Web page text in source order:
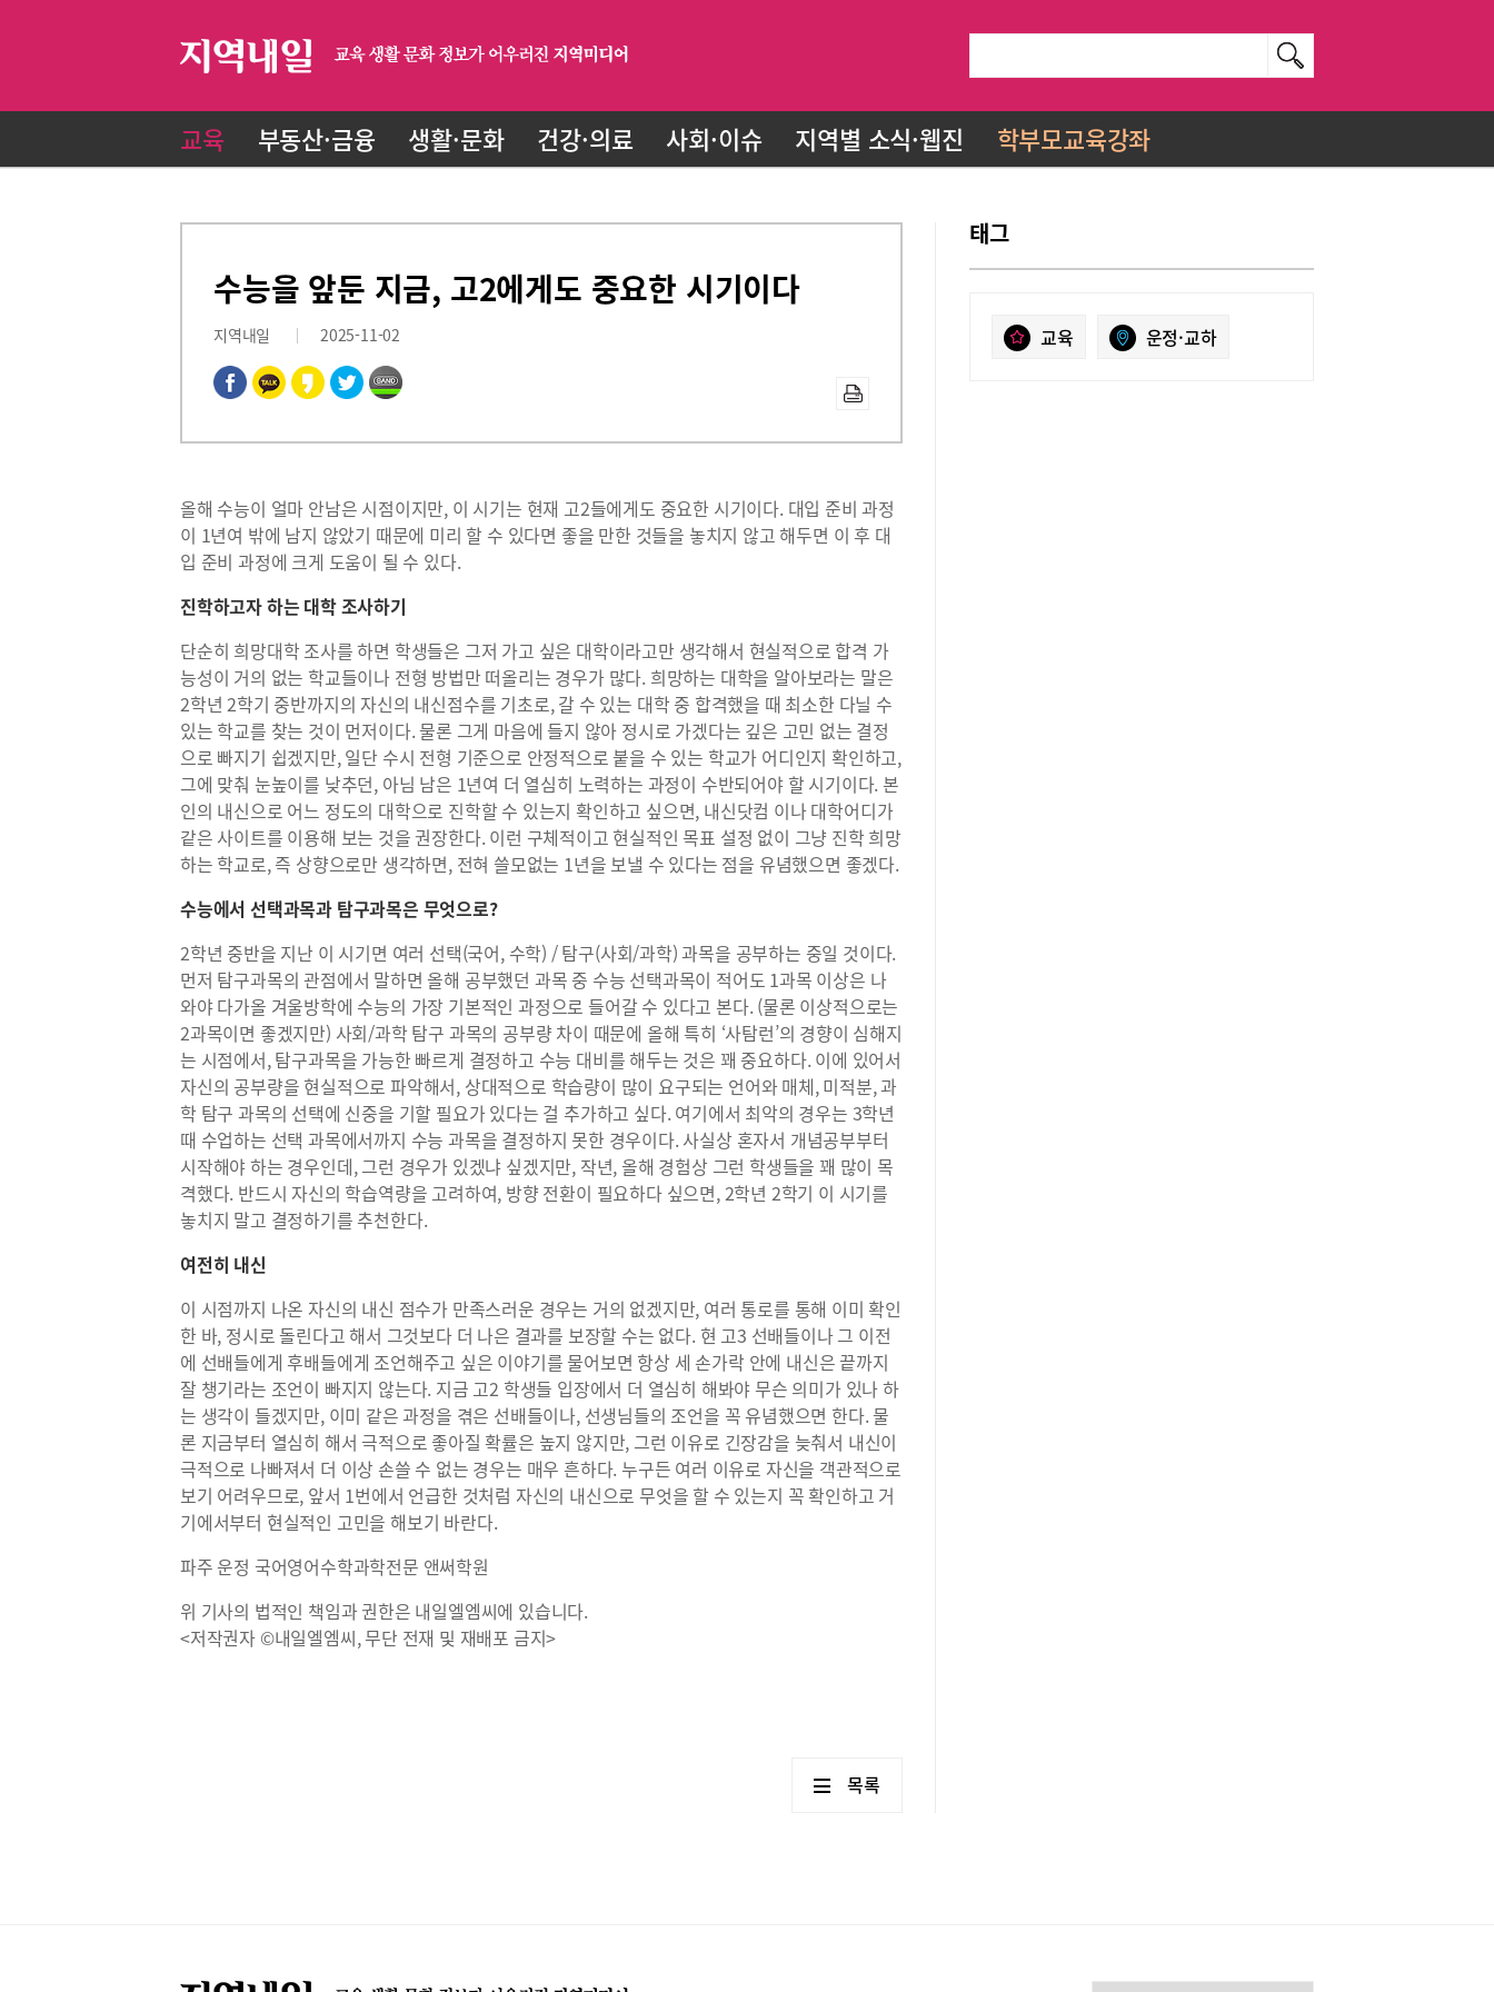
교육 부동산·금융 생활·문화 건강·의료 사회·이슈 지역별 소식·웹진 학부모교육강좌
수능을 앞둔 지금, 고2에게도 중요한 시기이다
지역내일 2025-11-02
올해 수능이 얼마 안남은 시점이지만, 이 시기는 현재 고2들에게도 중요한 시기이다. 대입 준비 과정
이 1년여 밖에 남지 않았기 때문에 미리 할 수 있다면 좋을 만한 것들을 놓치지 않고 해두면 이 후 대
입 준비 과정에 크게 도움이 될 수 있다.
진학하고자 하는 대학 조사하기
단순히 희망대학 조사를 하면 학생들은 그저 가고 싶은 대학이라고만 생각해서 현실적으로 합격 가
능성이 거의 없는 학교들이나 전형 방법만 떠올리는 경우가 많다. 희망하는 대학을 알아보라는 말은
2학년 2학기 중반까지의 자신의 내신점수를 기초로, 갈 수 있는 대학 중 합격했을 때 최소한 다닐 수
있는 학교를 찾는 것이 먼저이다. 물론 그게 마음에 들지 않아 정시로 가겠다는 깊은 고민 없는 결정
으로 빠지기 쉽겠지만, 일단 수시 전형 기준으로 안정적으로 붙을 수 있는 학교가 어디인지 확인하고,
그에 맞춰 눈높이를 낮추던, 아님 남은 1년여 더 열심히 노력하는 과정이 수반되어야 할 시기이다. 본
인의 내신으로 어느 정도의 대학으로 진학할 수 있는지 확인하고 싶으면, 내신닷컴 이나 대학어디가
같은 사이트를 이용해 보는 것을 권장한다. 이런 구체적이고 현실적인 목표 설정 없이 그냥 진학 희망
하는 학교로, 즉 상향으로만 생각하면, 전혀 쓸모없는 1년을 보낼 수 있다는 점을 유념했으면 좋겠다.
수능에서 선택과목과 탐구과목은 무엇으로?
2학년 중반을 지난 이 시기면 여러 선택(국어, 수학) / 탐구(사회/과학) 과목을 공부하는 중일 것이다.
먼저 탐구과목의 관점에서 말하면 올해 공부했던 과목 중 수능 선택과목이 적어도 1과목 이상은 나
와야 다가올 겨울방학에 수능의 가장 기본적인 과정으로 들어갈 수 있다고 본다. (물론 이상적으로는
2과목이면 좋겠지만) 사회/과학 탐구 과목의 공부량 차이 때문에 올해 특히 ‘사탐런’의 경향이 심해지
는 시점에서, 탐구과목을 가능한 빠르게 결정하고 수능 대비를 해두는 것은 꽤 중요하다. 이에 있어서
자신의 공부량을 현실적으로 파악해서, 상대적으로 학습량이 많이 요구되는 언어와 매체, 미적분, 과
학 탐구 과목의 선택에 신중을 기할 필요가 있다는 걸 추가하고 싶다. 여기에서 최악의 경우는 3학년
때 수업하는 선택 과목에서까지 수능 과목을 결정하지 못한 경우이다. 사실상 혼자서 개념공부부터
시작해야 하는 경우인데, 그런 경우가 있겠냐 싶겠지만, 작년, 올해 경험상 그런 학생들을 꽤 많이 목
격했다. 반드시 자신의 학습역량을 고려하여, 방향 전환이 필요하다 싶으면, 2학년 2학기 이 시기를
놓치지 말고 결정하기를 추천한다.
여전히 내신
이 시점까지 나온 자신의 내신 점수가 만족스러운 경우는 거의 없겠지만, 여러 통로를 통해 이미 확인
한 바, 정시로 돌린다고 해서 그것보다 더 나은 결과를 보장할 수는 없다. 현 고3 선배들이나 그 이전
에 선배들에게 후배들에게 조언해주고 싶은 이야기를 물어보면 항상 세 손가락 안에 내신은 끝까지
잘 챙기라는 조언이 빠지지 않는다. 지금 고2 학생들 입장에서 더 열심히 해봐야 무슨 의미가 있나 하
는 생각이 들겠지만, 이미 같은 과정을 겪은 선배들이나, 선생님들의 조언을 꼭 유념했으면 한다. 물
론 지금부터 열심히 해서 극적으로 좋아질 확률은 높지 않지만, 그런 이유로 긴장감을 늦춰서 내신이
극적으로 나빠져서 더 이상 손쓸 수 없는 경우는 매우 흔하다. 누구든 여러 이유로 자신을 객관적으로
보기 어려우므로, 앞서 1번에서 언급한 것처럼 자신의 내신으로 무엇을 할 수 있는지 꼭 확인하고 거
기에서부터 현실적인 고민을 해보기 바란다.
파주 운정 국어영어수학과학전문 앤써학원
위 기사의 법적인 책임과 권한은 내일엘엠씨에 있습니다.
<저작권자 ©내일엘엠씨, 무단 전재 및 재배포 금지>
목록
태그
교육 운정·교하